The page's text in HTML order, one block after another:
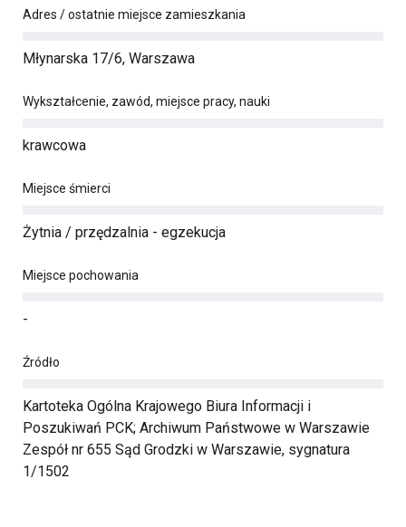
Adres / ostatnie miejsce zamieszkania
Młynarska 17/6, Warszawa
Wykształcenie, zawód, miejsce pracy, nauki
krawcowa
Miejsce śmierci
Żytnia / przędzalnia - egzekucja
Miejsce pochowania
-
Źródło
Kartoteka Ogólna Krajowego Biura Informacji i
Poszukiwań PCK; Archiwum Państwowe w Warszawie
Zespół nr 655 Sąd Grodzki w Warszawie, sygnatura
1/1502